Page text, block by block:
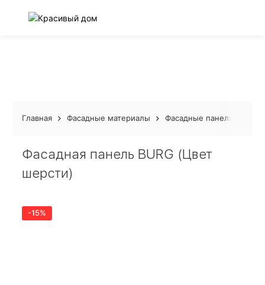
Главная Фасадные материалы Фасадные панели Docke
Фасадная панель BURG (Цвет
шерсти)
-15%